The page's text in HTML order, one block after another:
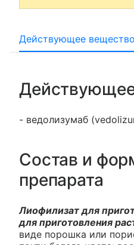
Действующее вещество
- ведолизумаб
Состав и
препарата
Лиофилизат для
для приготовления
виде порошка или